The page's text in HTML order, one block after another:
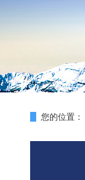
您的位置：